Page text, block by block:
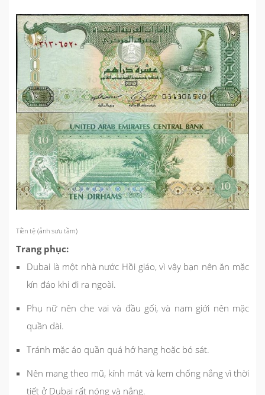
Tiền tệ (ảnh sưu tầm)
Trang phục:
Dubai là một nhà nước Hồi giáo, vì vậy bạn nên ăn mặc
kín đáo khi đi ra ngoài.
Phụ nữ nên che vai và đầu gối, và nam giới nên mặc
quần dài.
Tránh mặc áo quần quá hở hang hoặc bó sát.
Nên mang theo mũ, kính mát và kem chống nắng vì thời
tiết ở Dubai rất nóng và nắng.